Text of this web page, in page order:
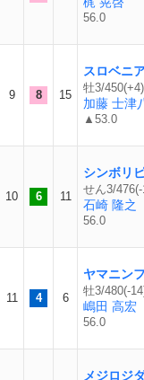
56.0
9 8 15
スロベニ
牡3/450(+4)
加藤 士津
▲53.0
10 6 11
シンボリ
せん3/
石崎 隆之
56.0
11 4 6
ヤマニン
牡3/480(-
嶋田 高宏
56.0
メジロジ